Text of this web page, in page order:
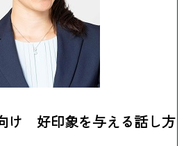
け 好印象を与える話し方